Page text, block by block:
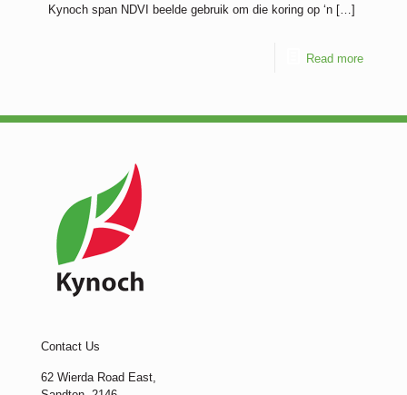
Kynoch span NDVI beelde gebruik om die koring op ‘n […]
Read more
Contact Us
62 Wierda Road East,